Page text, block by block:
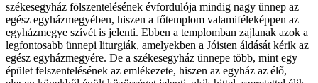
székesegyház fölszentelésének évfordulója mindig nagy ünnep az
egész egyházmegyében, hiszen a főtemplom valamiféleképpen az
egyházmegye szívét is jelenti. Ebben a templomban zajlanak azok a
legfontosabb ünnepi liturgiák, amelyekben a Jóisten áldását kérik az
egész egyházmegyére. De a székesegyház ünnepe több, mint egy
épület felszentelésének az emlékezete, hiszen az egyház az élő,